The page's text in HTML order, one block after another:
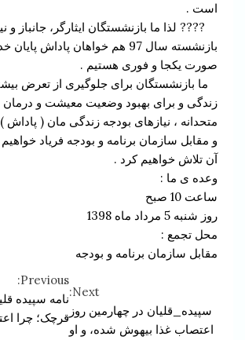
است .
???? لذا ما بازنشستگان ایثارگر، جانباز و
بازنشسته سال 97 هم خواهان پاداش
صورت یکجا و فوری هستیم .
ما بازنشستگان برای جلوگیری از تعرض
زندگی و برای بهبود وضعیت معیشت و درمان
متحدانه ، نیازهای بودجه زندگی مان ( پاداش
و مقابل سازمان برنامه و بودجه فریاد
آن تلاش خواهیم کرد .
وعده ی ما :
ساعت 10 صبح
روز شنبه 5 مرداد ماه 1398
محل تجمع :
مقابل سازمان برنامه و بودجه
Reading
Previous:
نامه سپیده
قرچک؛ چرا
Next:
سپیده_قلیان در چهارمین روز
اعتصاب غذا بیهوش شده، و‌ او